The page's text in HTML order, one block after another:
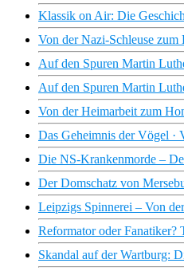
Klassik on Air: Die
Von der Nazi-Schleuse
Auf den Spuren Martin
Auf den Spuren Martin
Von der Heimarbeit zum
Das Geheimnis der Vögel
Die NS-Krankenmorde –
Der Domschatz von
Leipzigs Spinnerei – Von
Reformator oder
Skandal auf der Wartburg: